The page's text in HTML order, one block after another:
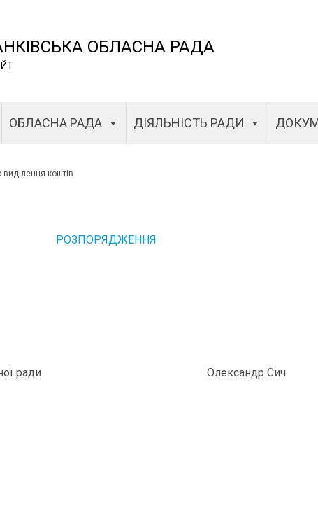
ОБЛАСНА РАДА
ОБЛАСНА РАДА ДІЯЛЬНІСТЬ РАДИ
виділення коштів
РОЗПОРЯДЖЕННЯ
ради Олександр Сич